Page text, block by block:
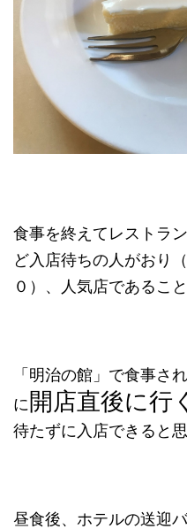
食事を終えてレストラ
ど入店待ちの人がおり
０）、人気店であること
「明治の館」で食事さ
に開店直後に行
待たずに入店できると思
昼食後、ホテルの送迎